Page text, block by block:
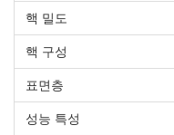
핵 밀도
핵 구성
표면층
성능 특성